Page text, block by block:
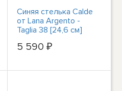
Синяя стелька Calde
от Lana Argento -
Taglia 38 [24,6 см]
5 590 ₽